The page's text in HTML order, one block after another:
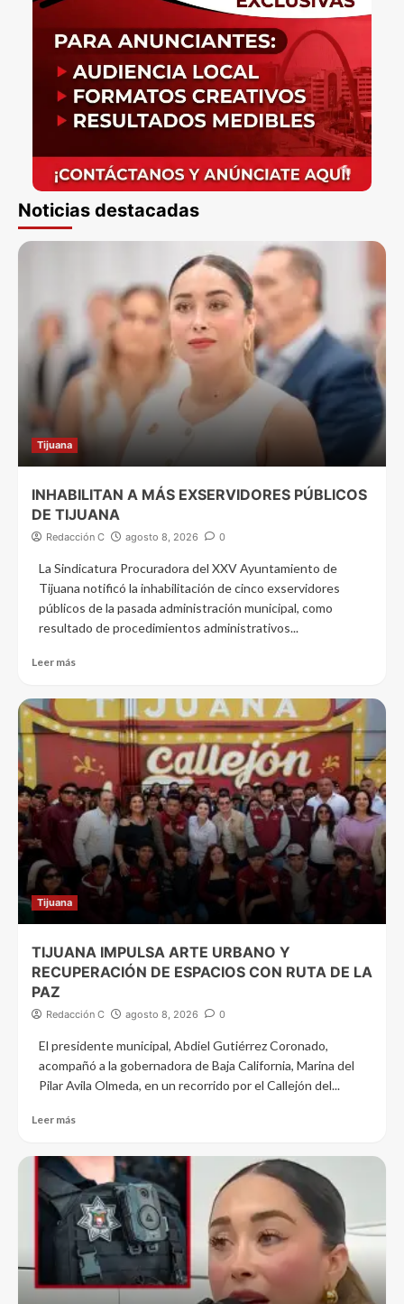
Noticias destacadas
Tijuana
INHABILITAN A MÁS EXSERVIDORES PÚBLICOS
DE TIJUANA
Redacción C agosto 8, 2026 0
La Sindicatura Procuradora del XXV Ayuntamiento de
Tijuana notificó la inhabilitación de cinco exservidores
públicos de la pasada administración municipal, como
resultado de procedimientos administrativos...
Leer más
Tijuana
TIJUANA IMPULSA ARTE URBANO Y
RECUPERACIÓN DE ESPACIOS CON RUTA DE LA
PAZ
Redacción C agosto 8, 2026 0
El presidente municipal, Abdiel Gutiérrez Coronado,
acompañó a la gobernadora de Baja California, Marina del
Pilar Avila Olmeda, en un recorrido por el Callejón del...
Leer más